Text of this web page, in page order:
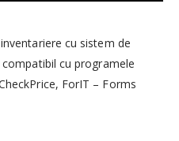
cu sistem de
cu programele
ForIT – Forms